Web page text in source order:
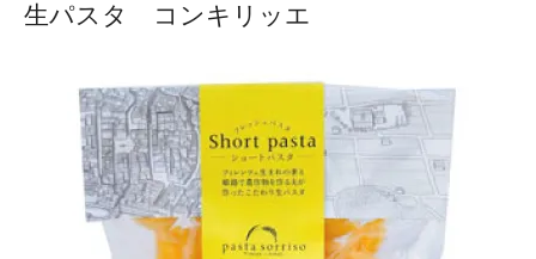
生パスタ コンキリッエ